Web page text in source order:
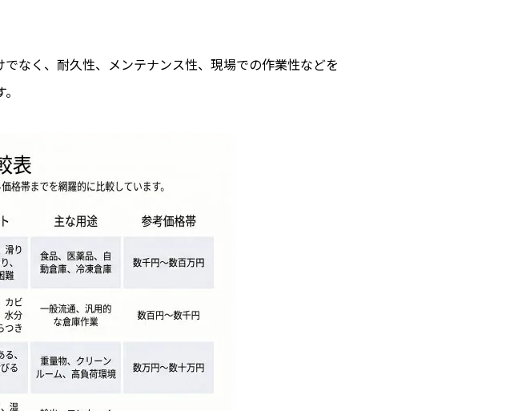
なく、耐久性、メンテナンス性、現場での作業性などを